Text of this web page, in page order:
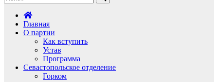
Главная
О партии
Как вступить
Устав
Программа
Севастопольское отделение
Горком